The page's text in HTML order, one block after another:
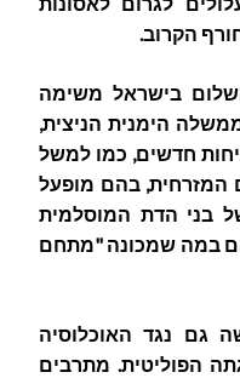
הקרוב.
בישראל משימה
הימנית הניצית,
חדשים, כמו למשל
המזרחית, בהם מופעל
בני הדת המוסלמית
במה שמכונה "מתחם
גם נגד האוכלוסיה
הפוליטית. מתרבים